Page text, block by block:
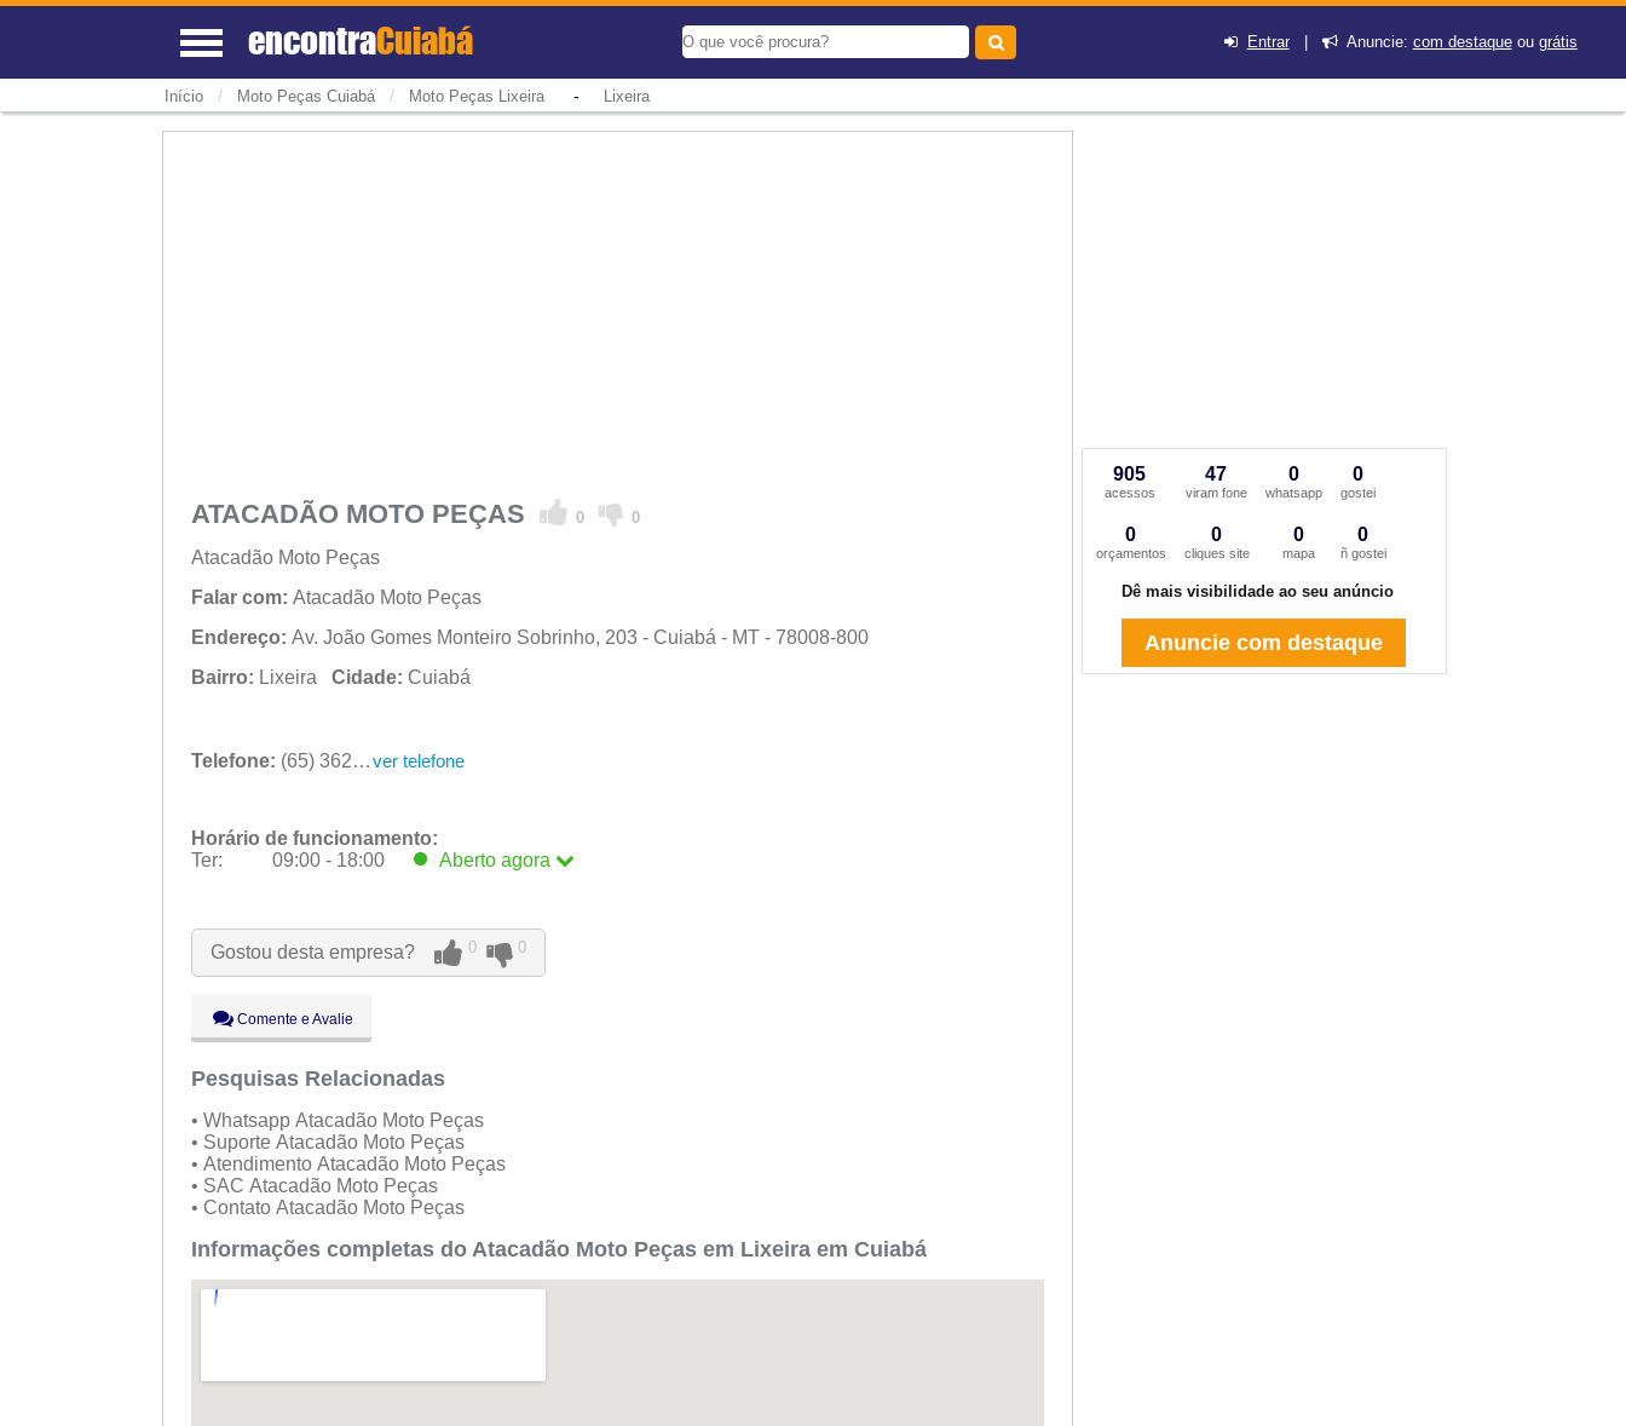
encontraCuiabá Entrar| Anuncie: com destaqueou grátis
Início / Moto Peças Cuiabá / Moto Peças Lixeira- Lixeira
ATACADÃO MOTO PEÇAS 0 0
Atacadão Moto Peças
Falar com: Atacadão Moto Peças
Endereço: Av. João Gomes Monteiro Sobrinho, 203 - Cuiabá - MT - 78008-800
Bairro: Lixeira Cidade: Cuiabá
Telefone: (65) 3623-2890 ver telefone
Horário de funcionamento:
Ter:
09:00 - 18:00 Aberto agora
Ter:
09:00 - 18:00 Abertoagora
Qua:
09:00 - 18:00
Sex:
09:00 - 18:00
Sáb:
Fechado
Dom:
Fechado
Gostou desta empresa? 0 0
Comente e Avalie
Pesquisas Relacionadas
• Whatsapp Atacadão Moto Peças
• Suporte Atacadão Moto Peças
• Atendimento Atacadão Moto Peças
• SAC Atacadão Moto Peças
• Contato Atacadão Moto Peças
Informações completas do Atacadão Moto Peças em Lixeira em Cuiabá
905
acessos
47
viram fone
0
whatsapp
0
gostei
0
orçamentos
0
cliques site
0
mapa
0
ñ gostei
Dê mais visibilidade ao seu anúncio
Anuncie com destaque